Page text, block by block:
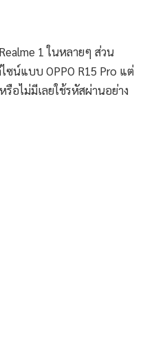
1 ในหลายๆ ส่วน
น์แบบ OPPO R15 Pro แต่
อไม่มีเลยใช้รหัสผ่านอย่าง